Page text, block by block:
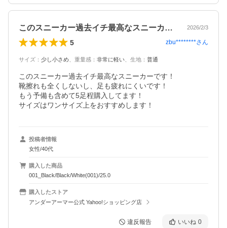
このスニーカー過去イチ最高なスニーカー… 2026/2/3
5 zbu********さん
サイズ ： 少し小さめ 重量感 ： 非常に軽い 生地 ： 普通
このスニーカー過去イチ最高なスニーカーです！
靴擦れも全くしないし、足も疲れにくいです！
もう予備も含めて5足程購入してます！
サイズはワンサイズ上をおすすめします！
投稿者情報
女性/40代
購入した商品
001_Black/Black/White(001)/25.0
購入したストア
アンダーアーマー公式 Yahoo!ショッピング店
違反報告 いいね 0